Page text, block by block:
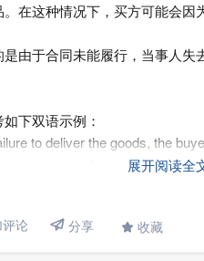
在这种情况下，买方可能会因
由于合同未能履行，当事人
下双语示例：
to deliver the goods, the
source at a higher price.
to the plaintiff based on
of contract.
展开阅读全
论  分享  收藏